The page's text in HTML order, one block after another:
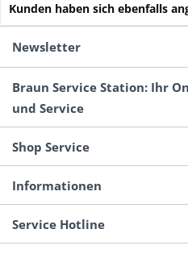
Kunden haben sich ebenfalls
Newsletter
Braun Service Station: Ihr
und Service
Shop Service
Informationen
Service Hotline